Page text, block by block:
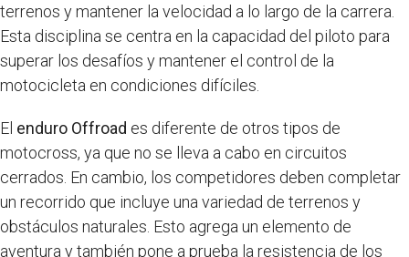
terrenos y mantener la velocidad a lo largo de la carrera.
Esta disciplina se centra en la capacidad del piloto para
superar los desafíos y mantener el control de la
motocicleta en condiciones difíciles.
El enduro Offroad es diferente de otros tipos de
motocross, ya que no se lleva a cabo en circuitos
cerrados. En cambio, los competidores deben completar
un recorrido que incluye una variedad de terrenos y
obstáculos naturales. Esto agrega un elemento de
aventura y también pone a prueba la resistencia de los